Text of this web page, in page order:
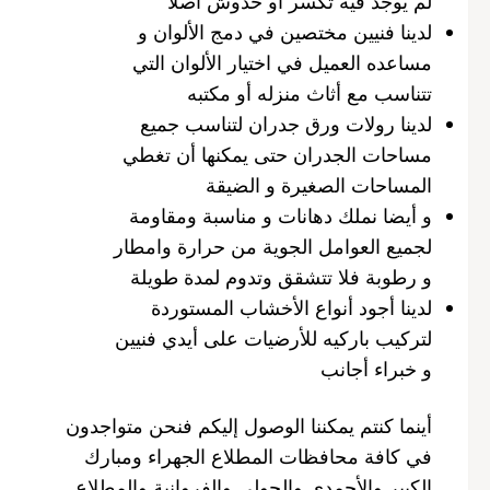
لدينا فنيين مختصين في دمج الألوان و
مساعده العميل في اختيار الألوان التي
تتناسب مع أثاث منزله أو مكتبه
لدينا رولات ورق جدران لتناسب جميع
مساحات الجدران حتى يمكنها أن تغطي
المساحات الصغيرة و الضيقة
و أيضا نملك دهانات و مناسبة ومقاومة
لجميع العوامل الجوية من حرارة وامطار
و رطوبة فلا تتشقق وتدوم لمدة طويلة
لدينا أجود أنواع الأخشاب المستوردة
لتركيب باركيه للأرضيات على أيدي فنيين
و خبراء أجانب
أينما كنتم يمكننا الوصول إليكم فنحن متواجدون
في كافة محافظات المطلاع الجهراء ومبارك